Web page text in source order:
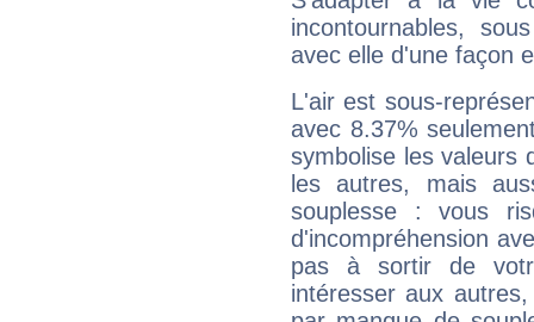
incontournables,
avec elle d'une façon
L'air est sous-
avec 8.37%
symbolise les valeurs
les autres, mais
souplesse : vous
d'incompréhension
pas à sortir de
intéresser aux